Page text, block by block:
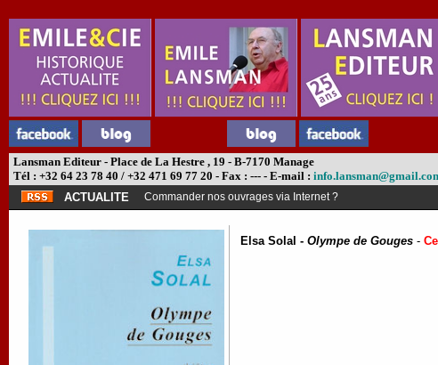
Lansman Editeur - Place de La Hestre , 19 - B-7170 Manage
Tél : +32 64 23 78 40 / +32 471 69 77 20 - Fax : --- - E-mail :
ACTUALITE Commander nos ouvrages via Internet ?
Elsa Solal - Olympe de Gouges -